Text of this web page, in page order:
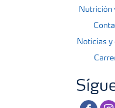
Nutrición
Noticias y